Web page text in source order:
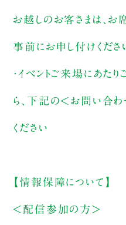
お越しのお客さまは、お
事前にお申し付けくださ
・イベントご来場にあた
ら、下記の＜お問い合
ください
【情報保障について】
＜配信参加の方＞